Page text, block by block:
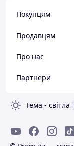
Покупцям
Продавцям
Про нас
Партнери
Тема - світла